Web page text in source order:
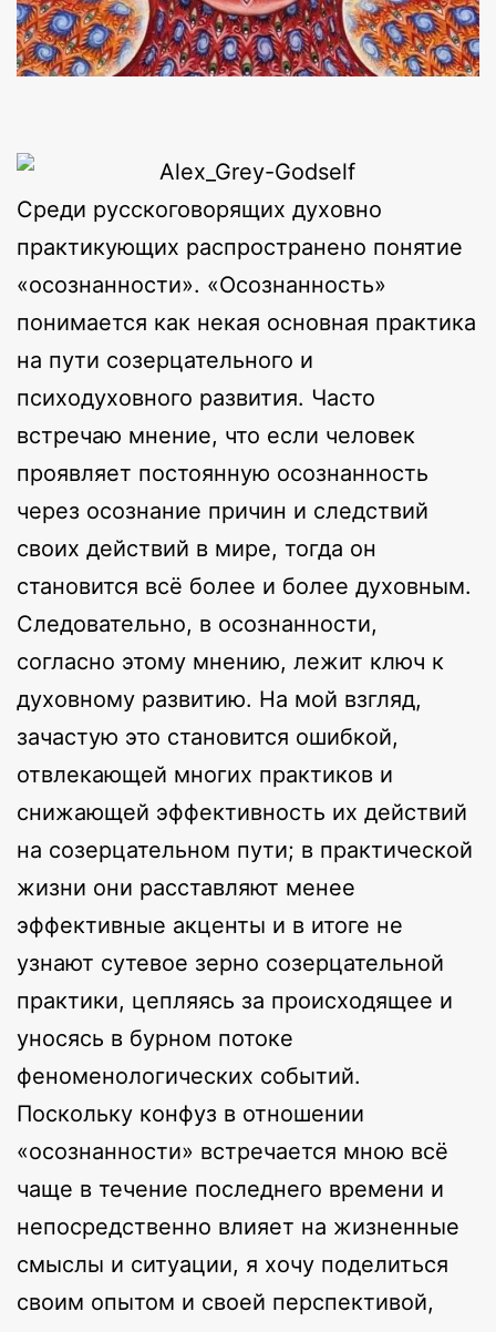
Среди русскоговорящих духовно
практикующих распространено понятие
«осознанности». «Осознанность»
понимается как некая основная практика
на пути созерцательного и
психодуховного развития. Часто
встречаю мнение, что если человек
проявляет постоянную осознанность
через осознание причин и следствий
своих действий в мире, тогда он
становится всё более и более духовным.
Следовательно, в осознанности,
согласно этому мнению, лежит ключ к
духовному развитию. На мой взгляд,
зачастую это становится ошибкой,
отвлекающей многих практиков и
снижающей эффективность их действий
на созерцательном пути; в практической
жизни они расставляют менее
эффективные акценты и в итоге не
узнают сутевое зерно созерцательной
практики, цепляясь за происходящее и
уносясь в бурном потоке
феноменологических событий.
Поскольку конфуз в отношении
«осознанности» встречается мною всё
чаще в течение последнего времени и
непосредственно влияет на жизненные
смыслы и ситуации, я хочу поделиться
своим опытом и своей перспективой,